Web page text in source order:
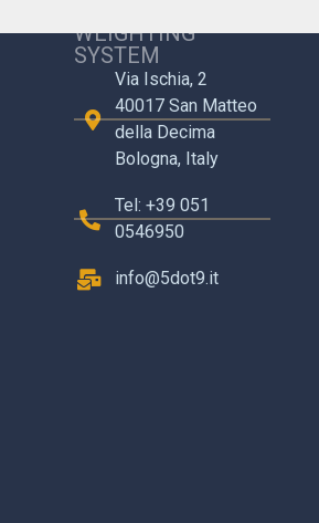
WEIGHTING
SYSTEM
Via Ischia, 2
40017 San Matteo
della Decima
Bologna, Italy
Tel: +39 051
0546950
info@5dot9.it